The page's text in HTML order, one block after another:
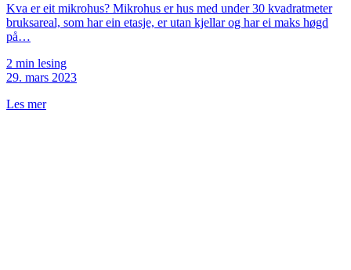
Kva er eit mikrohus? Mikrohus er hus med under 30 kvadratmeter
bruksareal, som har ein etasje, er utan kjellar og har ei maks høgd
på…
2 min lesing
29. mars 2023
Les mer